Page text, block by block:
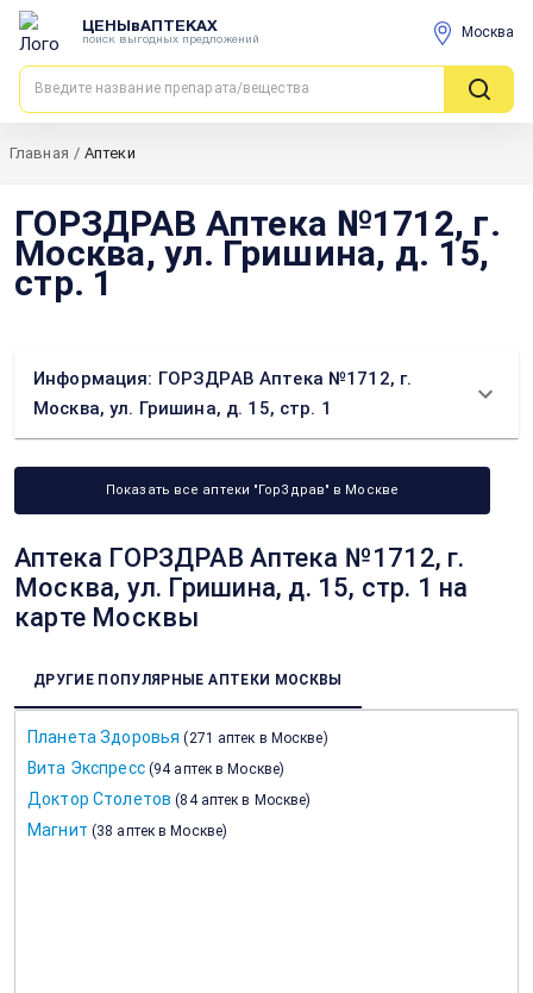
ЦЕНЫвАПТЕКАХ
поиск выгодных предложений Москва
Главная / Аптеки
ГОРЗДРАВ Аптека №1712, г.
Москва, ул. Гришина, д. 15,
стр. 1
Информация: ГОРЗДРАВ Аптека №1712, г.
Москва, ул. Гришина, д. 15, стр. 1
Показать все аптеки "ГорЗдрав" в Москве
Аптека ГОРЗДРАВ Аптека №1712, г.
Москва, ул. Гришина, д. 15, стр. 1 на
карте Москвы
ДРУГИЕ ПОПУЛЯРНЫЕ АПТЕКИ МОСКВЫ
Планета Здоровья (271 аптек в Москве)
Вита Экспресс (94 аптек в Москве)
Доктор Столетов (84 аптек в Москве)
Магнит (38 аптек в Москве)